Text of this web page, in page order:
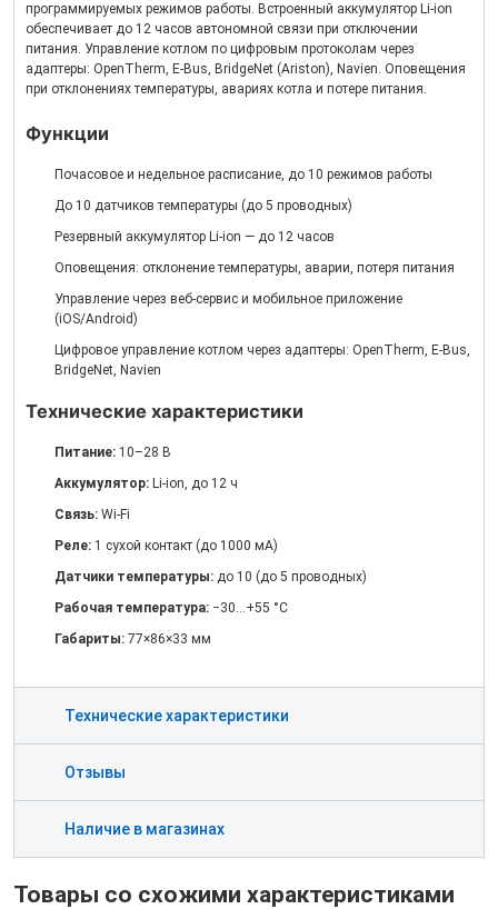
программируемых режимов работы. Встроенный аккумулятор Li-ion
обеспечивает до 12 часов автономной связи при отключении
питания. Управление котлом по цифровым протоколам через
адаптеры: OpenTherm, E-Bus, BridgeNet (Ariston), Navien. Оповещения
при отклонениях температуры, авариях котла и потере питания.
Функции
Почасовое и недельное расписание, до 10 режимов работы
До 10 датчиков температуры (до 5 проводных)
Резервный аккумулятор Li-ion — до 12 часов
Оповещения: отклонение температуры, аварии, потеря питания
Управление через веб-сервис и мобильное приложение
(iOS/Android)
Цифровое управление котлом через адаптеры: OpenTherm, E-Bus,
BridgeNet, Navien
Технические характеристики
Питание: 10–28 В
Аккумулятор: Li-ion, до 12 ч
Связь: Wi-Fi
Реле: 1 сухой контакт (до 1000 мА)
Датчики температуры: до 10 (до 5 проводных)
Рабочая температура: −30…+55 °C
Габариты: 77×86×33 мм
Технические характеристики
Отзывы
Наличие в магазинах
Товары со схожими характеристиками